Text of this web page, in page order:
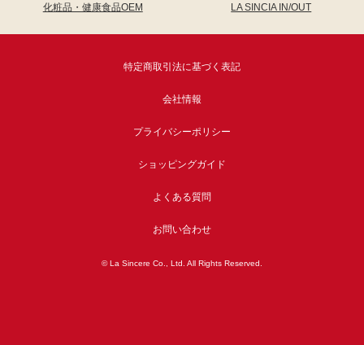
化粧品・健康食品OEM
LA SINCIA IN/OUT
特定商取引法に基づく表記
会社情報
プライバシーポリシー
ショッピングガイド
よくある質問
お問い合わせ
© La Sincere Co., Ltd. All Rights Reserved.